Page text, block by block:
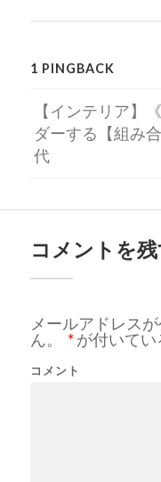
1 PINGBACK
【インテリア】
ダーする【組み
代
コメントを
メールアドレス
ん。
* が付いて
コメント